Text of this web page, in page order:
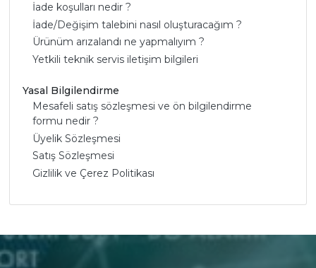
İade koşulları nedir ?
İade/Değişim talebini nasıl oluşturacağım ?
Ürünüm arızalandı ne yapmalıyım ?
Yetkili teknik servis iletişim bilgileri
Yasal Bilgilendirme
Mesafeli satış sözleşmesi ve ön bilgilendirme
formu nedir ?
Üyelik Sözleşmesi
Satış Sözleşmesi
Gizlilik ve Çerez Politikası